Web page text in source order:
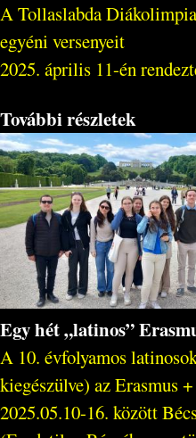
A Tollaslabda
egyéni versenyeit
2025. április 11-én
További részletek
Egy hét „latinos”
A 10. évfolyamos
kiegészülve) az Erasmus
2025.05.10-16. között